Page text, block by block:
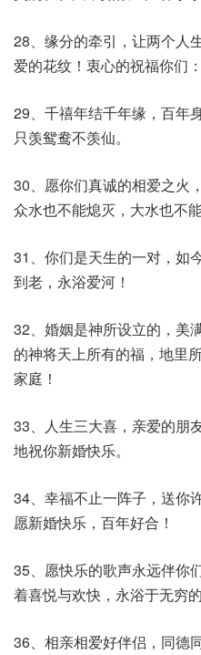
28、缘分的牵引，让两个人
爱的花纹！衷心的祝福你们
29、千禧年结千年缘，百年
只羡鸳鸯不羡仙。
30、愿你们真诚的相爱之火
众水也不能熄灭，大水也不
31、你们是天生的一对，如
到老，永浴爱河！
32、婚姻是神所设立的，美
的神将天上所有的福，地里
家庭！
33、人生三大喜，亲爱的朋
地祝你新婚快乐。
34、幸福不止一阵子，送你
愿新婚快乐，百年好合！
35、愿快乐的歌声永远伴你
着喜悦与欢快，永浴于无穷
36、相亲相爱好伴侣，同德